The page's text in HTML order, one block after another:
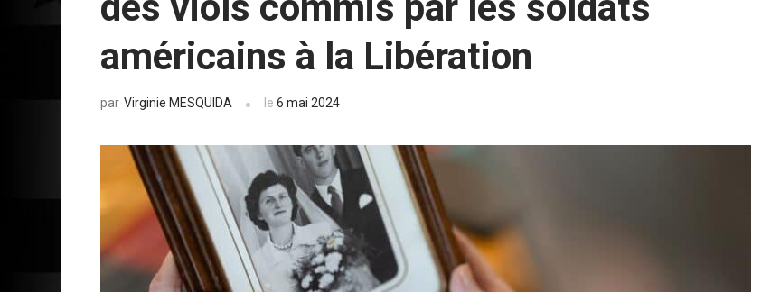
américains à la Libération
par Virginie MESQUIDA le6 mai 2024